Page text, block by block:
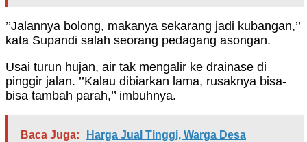
’’Jalannya bolong, makanya sekarang jadi kubangan,’’
kata Supandi salah seorang pedagang asongan.
Usai turun hujan, air tak mengalir ke drainase di
pinggir jalan. ’’Kalau dibiarkan lama, rusaknya bisa-
bisa tambah parah,’’ imbuhnya.
Baca Juga:
Harga Jual Tinggi, Warga Desa